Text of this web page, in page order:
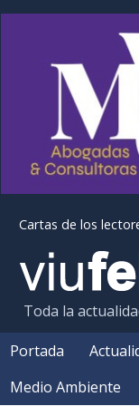
Cartas de los
Toda la
Portada
Medio Ambiente